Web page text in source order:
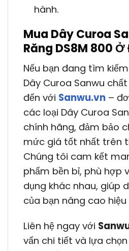
hành.
Mua Dây Curoa
Răng DS8M 800
Nếu bạn đang tìm
Dây Curoa Sanwu
đến với Sanwu.vn –
các loại Dây Curoa
chính hãng, đảm bảo
mức giá tốt nhất trên
Chúng tôi cam kết
phẩm bền bỉ, phù hợp
dụng khác nhau, giúp
của bạn nâng cao
Liên hệ ngay với
vấn chi tiết và lựa